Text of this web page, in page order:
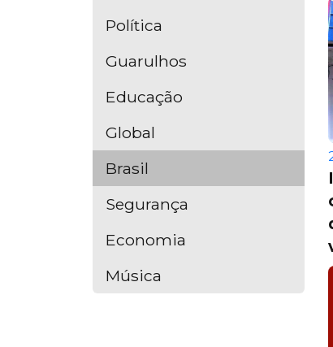
Política
Guarulhos
Educação
Global
Brasil
Segurança
Economia
Música